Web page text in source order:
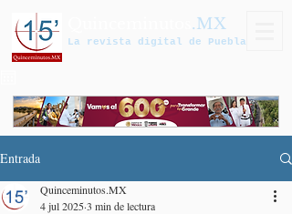
.MX
La revista digital de Puebla
Entrada
Quinceminutos.MX
4 jul 20253 min de lectura